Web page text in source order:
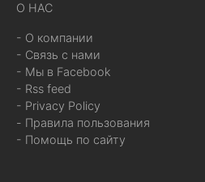
О НАС
- О компании
- Связь с нами
- Мы в Facebook
- Rss feed
- Privacy Policy
- Правила пользования
- Помощь по сайту